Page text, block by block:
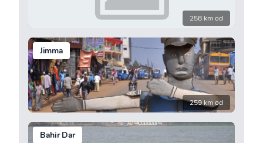
258 km od
Jimma
259 km od
Bahir Dar